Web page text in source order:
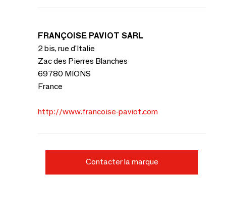
FRANÇOISE PAVIOT SARL
2 bis, rue d'Italie
Zac des Pierres Blanches
69780 MIONS
France
http://www.francoise-paviot.com
Contacter la marque